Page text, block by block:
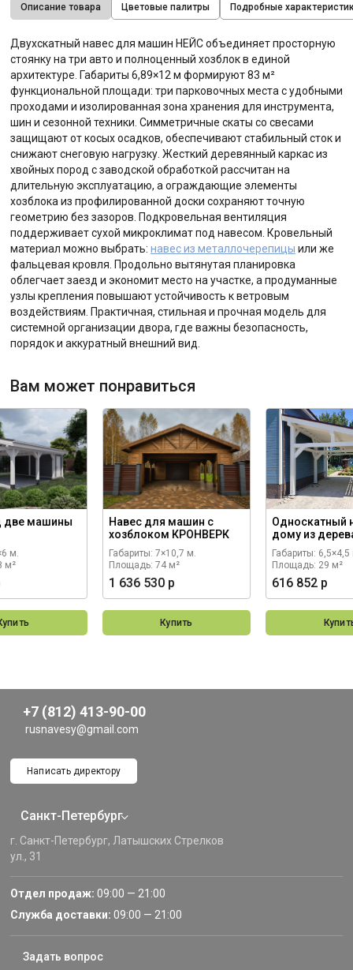
Описание товара Цветовые палитры Подробные
Двухскатный навес для машин НЕЙС объединяет просторную
стоянку на три авто и полноценный хозблок в единой
архитектуре. Габариты 6,89×12 м формируют 83 м²
функциональной площади: три парковочных места с удобными
проходами и изолированная зона хранения для инструмента,
шин и сезонной техники. Симметричные скаты со свесами
защищают от косых осадков, обеспечивают стабильный сток и
снижают снеговую нагрузку. Жесткий деревянный каркас из
хвойных пород с заводской обработкой рассчитан на
длительную эксплуатацию, а ограждающие элементы
хозблока из профилированной доски сохраняют точную
геометрию без зазоров. Подкровельная вентиляция
поддерживает сухой микроклимат под навесом. Кровельный
материал можно выбрать: навес из металлочерепицы или же
фальцевая кровля. Продольно вытянутая планировка
облегчает заезд и экономит место на участке, а продуманные
узлы крепления повышают устойчивость к ветровым
воздействиям. Практичная, стильная и прочная модель для
системной организации двора, где важны безопасность,
порядок и аккуратный внешний вид.
Вам может понравиться
две машины
м.
м²
Навес для машин с
хозблоком КРОНВЕРК
Габариты: 7×10,7 м.
Площадь: 74 м²
1 636 530 р
Купить
Односкатный
дому из
Габариты:
Площадь: 29 м²
616 852 р
+7 (812) 413-90-00
rusnavesy@gmail.com
Написать директору
Санкт-Петербург
г. Санкт-Петербург, Латышских Стрелков
ул., 31
Отдел продаж: 09:00 — 21:00
Служба доставки: 09:00 — 21:00
Задать вопрос